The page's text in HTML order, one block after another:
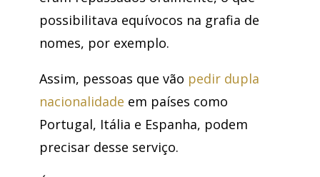
possibilitava equívocos na grafia de
nomes, por exemplo.
Assim, pessoas que vão pedir dupla
nacionalidade em países como
Portugal, Itália e Espanha, podem
precisar desse serviço.